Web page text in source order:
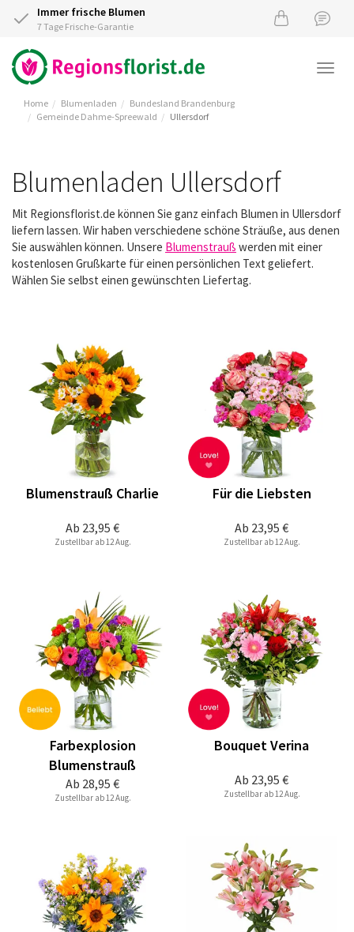
Immer frische Blumen
7 Tage Frische-Garantie
Home Blumenladen
Bundesland Brandenburg
Gemeinde Dahme-Spreewald
Ullersdorf
Blumenladen Ullersdorf
Mit Regionsflorist.de können Sie ganz einfach Blumen in Ullersdorf
liefern lassen. Wir haben verschiedene schöne Sträuße, aus denen
Sie auswählen können. Unsere Blumenstrauß werden mit einer
kostenlosen Grußkarte für einen persönlichen Text geliefert.
Wählen Sie selbst einen gewünschten Liefertag.
Ab 23,95 €
Blumenstrauß Charlie
Zustellbar ab 12 Aug.
Ab 23,95 €
Für die Liebsten
Zustellbar ab 12 Aug.
Ab 28,95 €
Farbexplosion
Blumenstrauß
Zustellbar ab 12 Aug.
Ab 23,95 €
Bouquet Verina
Zustellbar ab 12 Aug.